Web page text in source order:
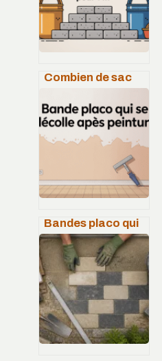
Combien de sac
pour 1 m2 : le
calcul simple
Bandes placo qui
se décolle après
peinture : causes,
solutions et
prévention